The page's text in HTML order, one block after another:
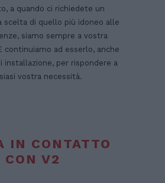
a quando ci richiedete un
scelta di quello più idoneo alle
siamo sempre a vostra
continuiamo ad esserlo, anche
installazione, per rispondere a
vostra necessità.
IN CONTATTO
CON V2